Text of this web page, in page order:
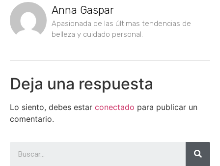
Anna Gaspar
Apasionada de las últimas tendencias de
belleza y cuidado personal.
Deja una respuesta
Lo siento, debes estar conectado para publicar un
comentario.